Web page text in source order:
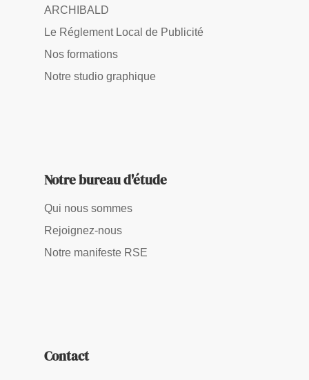
ARCHIBALD
Le Réglement Local de Publicité
Nos formations
Notre studio graphique
Notre bureau d'étude
Qui nous sommes
Rejoignez-nous
Notre manifeste RSE
Contact